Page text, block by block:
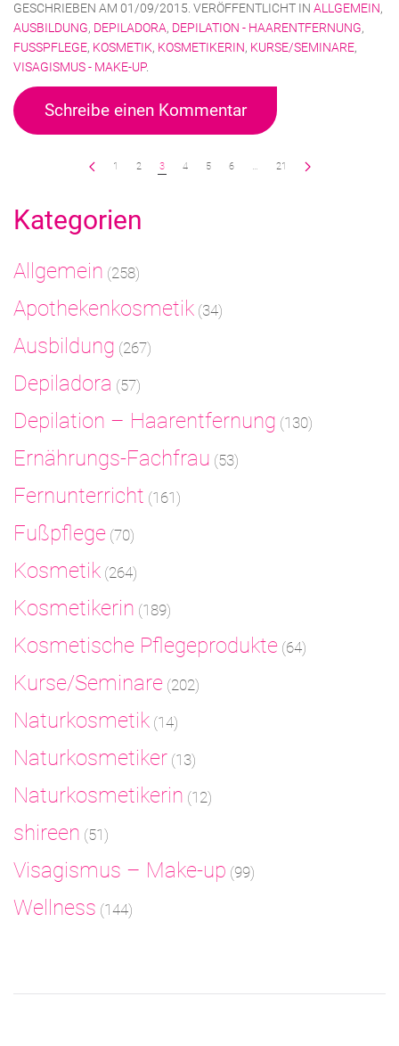
GESCHRIEBEN AM 01/09/2015. VERÖFFENTLICHT IN ALLGEMEIN,
AUSBILDUNG, DEPILADORA, DEPILATION - HAARENTFERNUNG,
FUSSPFLEGE
, KOSMETIK, KOSMETIKERIN, KURSE/SEMINARE,
VISAGISMUS - MAKE-UP.
Schreibe einen Kommentar
1 2 3 4 5 6 … 21
Kategorien
Allgemein (258)
Apothekenkosmetik (34)
Ausbildung (267)
Depiladora (57)
Depilation – Haarentfernung (130)
Ernährungs-Fachfrau (53)
Fernunterricht (161)
Fußpflege (70)
Kosmetik (264)
Kosmetikerin (189)
Kosmetische Pflegeprodukte (64)
Kurse/Seminare (202)
Naturkosmetik (14)
Naturkosmetiker (13)
Naturkosmetikerin (12)
shireen (51)
Visagismus – Make-up (99)
Wellness (144)